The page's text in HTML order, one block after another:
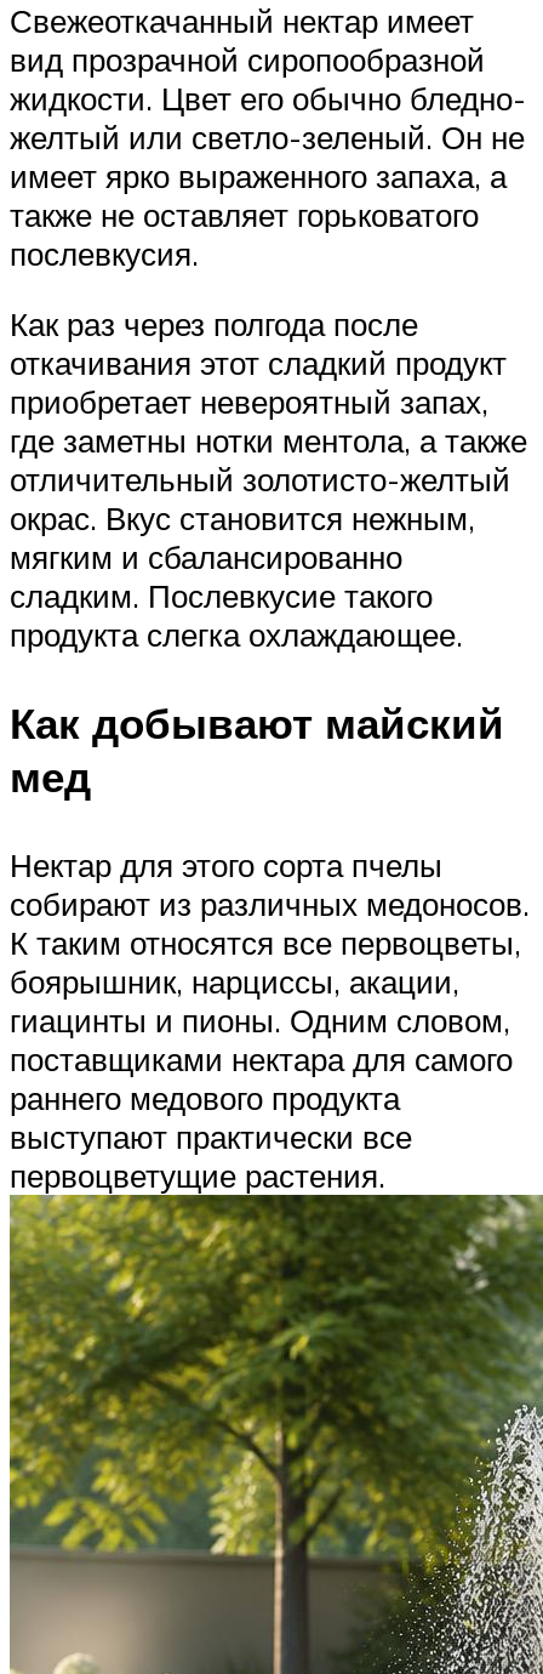
Свежеоткачанный нектар имеет
вид прозрачной сиропообразной
жидкости. Цвет его обычно бледно-
желтый или светло-зеленый. Он не
имеет ярко выраженного запаха, а
также не оставляет горьковатого
послевкусия.
Как раз через полгода после
откачивания этот сладкий продукт
приобретает невероятный запах,
где заметны нотки ментола, а также
отличительный золотисто-желтый
окрас. Вкус становится нежным,
мягким и сбалансированно
сладким. Послевкусие такого
продукта слегка охлаждающее.
Как добывают майский
мед
Нектар для этого сорта пчелы
собирают из различных медоносов.
К таким относятся все первоцветы,
боярышник, нарциссы, акации,
гиацинты и пионы. Одним словом,
поставщиками нектара для самого
раннего медового продукта
выступают практически все
первоцветущие растения.